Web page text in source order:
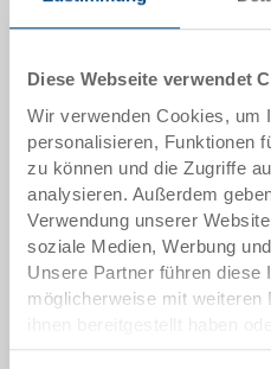
Diese Webseite verwendet
Wir verwenden Cookies, um
personalisieren, Funktionen
zu können und die Zugriffe
analysieren. Außerdem
Verwendung unserer
soziale Medien, Werbung
Unsere Partner führen diese
möglicherweise mit weiteren
Nutzung der Dienste
Das Produkt kann nicht
Artikeldaten
Bestellnummer
36-201-11.1110
Aussenmasse:
600 x 400 x 235 mm
|Weitere Farben auf